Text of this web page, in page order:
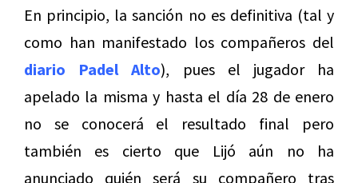
En principio, la sanción no es definitiva (tal y
como han manifestado los compañeros del
diario Padel Alto), pues el jugador ha
apelado la misma y hasta el día 28 de enero
no se conocerá el resultado final pero
también es cierto que Lijó aún no ha
anunciado quién será su compañero tras